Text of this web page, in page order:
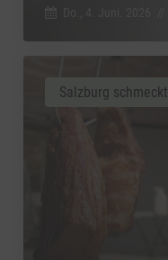
Salzburg schmeckt